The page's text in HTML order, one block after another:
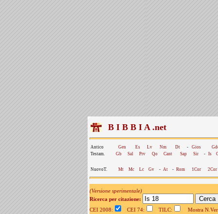
B I B B I A .net
Antico Gen Es Lv Nm Dt - Gios
Testam.
Gb Sal Prv Qo Cant Sap Sir - Is
NuovoT. Mt Mc Lc Gv - At - Rom 1Cor 2Cor
(Versione sperimentale)
Ricerca per citazione:
CEI 2008:
CEI 74: TILC: Mostra